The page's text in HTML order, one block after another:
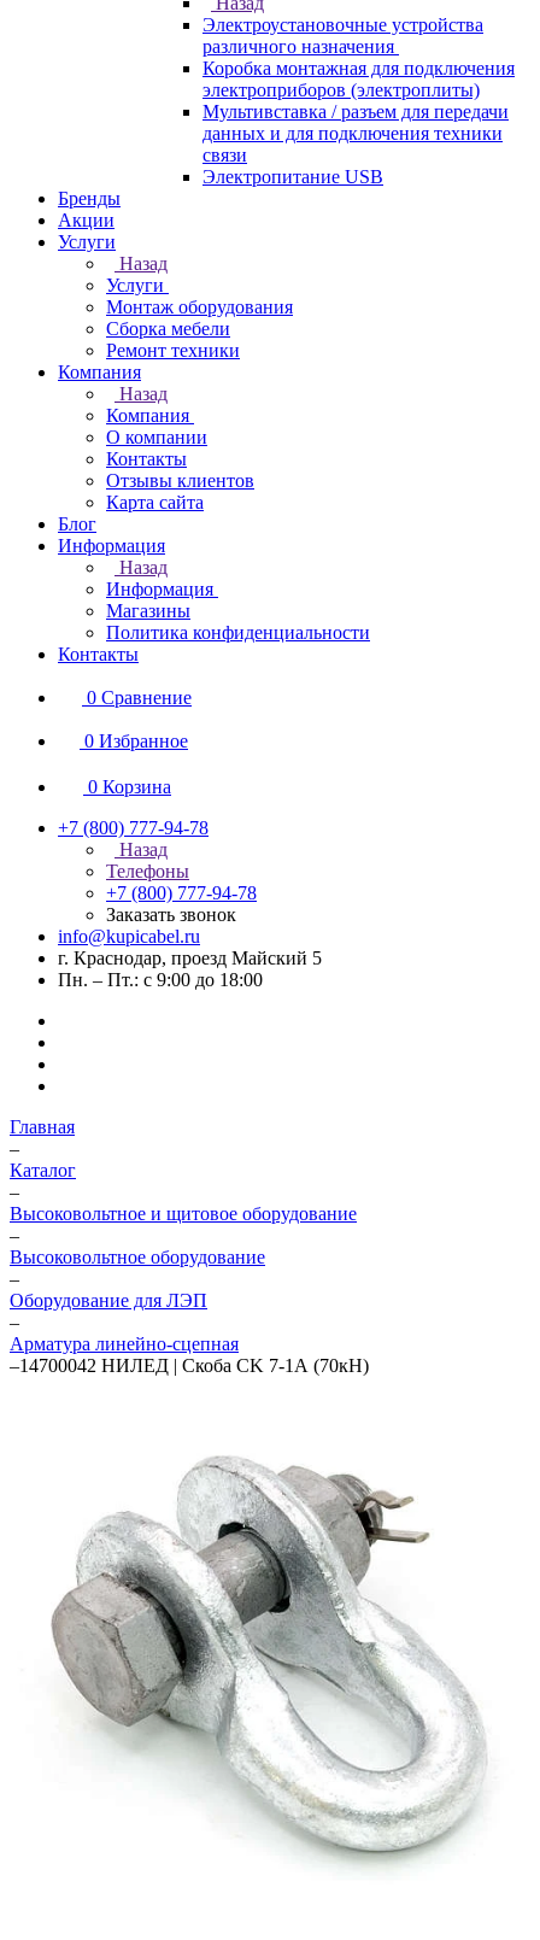
Электроустановочные устройства
различного назначения
Коробка монтажная для подключения
электроприборов (электроплиты)
Мультивставка / разъем для передачи
данных и для подключения техники
связи
Электропитание USB
Бренды
Акции
Услуги
Назад
Услуги
Монтаж оборудования
Сборка мебели
Ремонт техники
Компания
Назад
Компания
О компании
Контакты
Отзывы клиентов
Карта сайта
Блог
Информация
Назад
Информация
Магазины
Политика конфиденциальности
Контакты
0 Сравнение
0 Избранное
0 Корзина
+7 (800) 777-94-78
Назад
Телефоны
+7 (800) 777-94-78
Заказать звонок
info@kupicabel.ru
г. Краснодар, проезд Майский 5
Пн. – Пт.: с 9:00 до 18:00
Главная
–
Каталог
–
Высоковольтное и щитовое оборудование
–
Высоковольтное оборудование
–
Оборудование для ЛЭП
–
Арматура линейно-сцепная
–14700042 НИЛЕД | Скоба CK 7-1А (70кН)